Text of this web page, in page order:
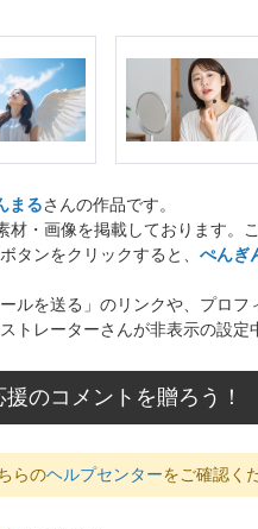
まるさんの作品です。
・画像を掲載しております。
タンをクリックすると、 ぺんぎ
ルを送る」のリンクや、プロフ
トレーターさんが非表示の設定
のコメントを贈ろう！
らのヘルプセンターをご確認く